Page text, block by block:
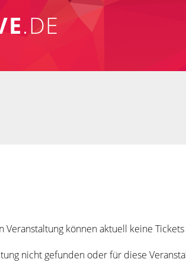
.DE
Veranstaltung können aktuell keine
nicht gefunden oder für diese